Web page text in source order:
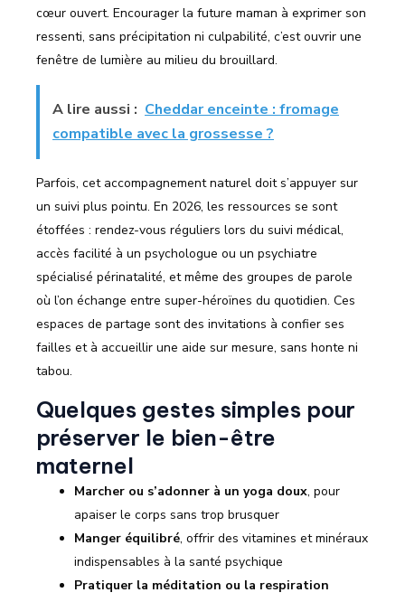
cœur ouvert. Encourager la future maman à exprimer son
ressenti, sans précipitation ni culpabilité, c’est ouvrir une
fenêtre de lumière au milieu du brouillard.
A lire aussi : Cheddar enceinte : fromage
compatible avec la grossesse ?
Parfois, cet accompagnement naturel doit s’appuyer sur
un suivi plus pointu. En 2026, les ressources se sont
étoffées : rendez-vous réguliers lors du suivi médical,
accès facilité à un psychologue ou un psychiatre
spécialisé périnatalité, et même des groupes de parole
où l’on échange entre super-héroïnes du quotidien. Ces
espaces de partage sont des invitations à confier ses
failles et à accueillir une aide sur mesure, sans honte ni
tabou.
Quelques gestes simples pour
préserver le bien-être
maternel
Marcher ou s’adonner à un yoga doux, pour
apaiser le corps sans trop brusquer
Manger équilibré, offrir des vitamines et minéraux
indispensables à la santé psychique
Pratiquer la méditation ou la respiration